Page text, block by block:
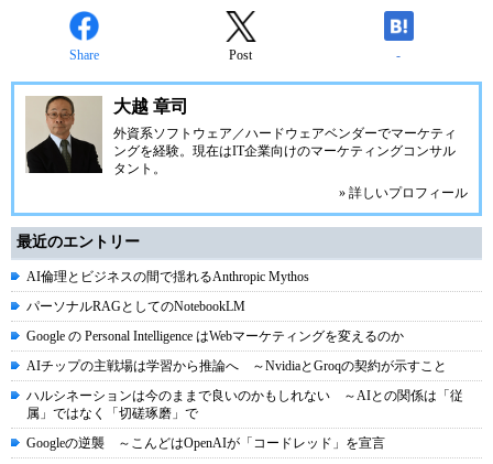
Share Post -
大越 章司
外資系ソフトウェア／ハードウェアベンダーでマーケティ
ングを経験。現在はIT企業向けのマーケティングコンサル
タント。
» 詳しいプロフィール
最近のエントリー
AI倫理とビジネスの間で揺れるAnthropic Mythos
パーソナルRAGとしてのNotebookLM
Google の Personal Intelligence はWebマーケティングを変えるのか
AIチップの主戦場は学習から推論へ ～NvidiaとGroqの契約が示すこと
ハルシネーションは今のままで良いのかもしれない ～AIとの関係は「従
属」ではなく「切磋琢磨」で
Googleの逆襲 ～こんどはOpenAIが「コードレッド」を宣言